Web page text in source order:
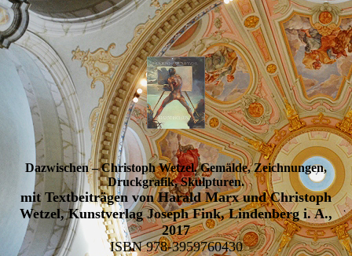
Dazwischen – Christoph Wetzel. Gemälde, Zeichnungen,
Druckgrafik, Skulpturen.
mit Textbeiträgen von Harald Marx und Christoph
Wetzel, Kunstverlag Joseph Fink, Lindenberg i. A.,
2017
ISBN 978-3959760430